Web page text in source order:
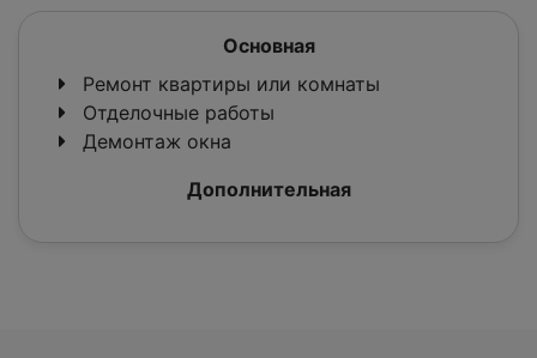
Основная
Ремонт квартиры или комнаты
Отделочные работы
Демонтаж окна
Дополнительная